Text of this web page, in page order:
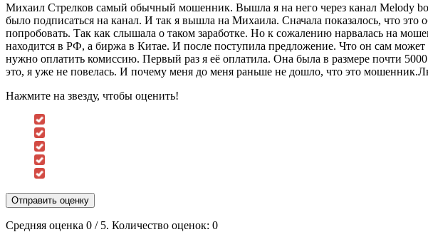
Михаил Стрелков самый обычный мошенник. Вышла я на него через канал Melody
было подписаться на канал. И так я вышла на Михаила. Сначала показалось, что
попробовать. Так как слышала о таком заработке. Но к сожалению нарвалась на
находится в РФ, а биржа в Китае. И после поступила предложение. Что он сам
нужно оплатить комиссию. Первый раз я её оплатила. Она была в размере почти
это, я уже не повелась. И почему меня до меня раньше не дошло, что это
Нажмите на звезду, чтобы оценить!
Отправить оценку
Средняя оценка 0 / 5. Количество оценок: 0